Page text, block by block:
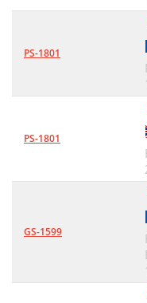
PS-1801
PS-1801
GS-1599